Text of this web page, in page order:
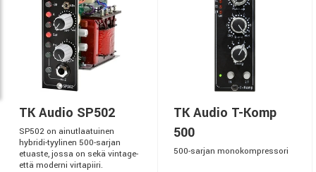
TK Audio SP502
SP502 on ainutlaatuinen
hybridi-tyylinen 500-sarjan
etuaste, jossa on sekä vintage-
että moderni virtapiiri.
TK Audio T-Komp
500
500-sarjan monokompressori